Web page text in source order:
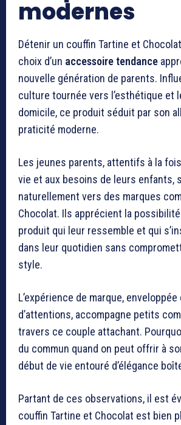
modernes
Détenir un couffin Tartine et
choix d’un accessoire tendance
nouvelle génération de parents.
culture tournée vers l’esthétique et
domicile, ce produit séduit par son
praticité moderne.
Les jeunes parents, attentifs à la
vie et aux besoins de leurs enfants,
naturellement vers des marques
Chocolat. Ils apprécient la possibilité
produit qui leur ressemble et qui
dans leur quotidien sans
style.
L’expérience de marque,
d’attentions, accompagne petits
travers ce couple attachant.
du commun quand on peut offrir à
début de vie entouré d’élégance
Partant de ces observations, il est
couffin Tartine et Chocolat est bien